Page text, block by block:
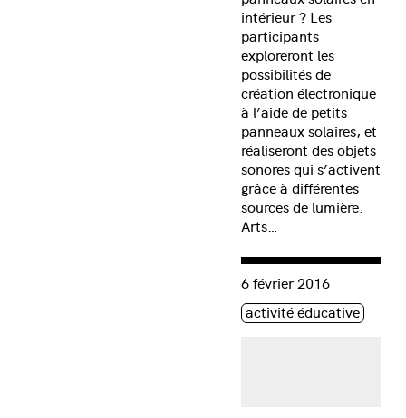
intérieur ? Les
participants
exploreront les
possibilités de
création électronique
à l’aide de petits
panneaux solaires, et
réaliseront des objets
sonores qui s’activent
grâce à différentes
sources de lumière.
Arts…
Consulter « Visite du
6 février 2016
Étiquette(s)
activité éducative